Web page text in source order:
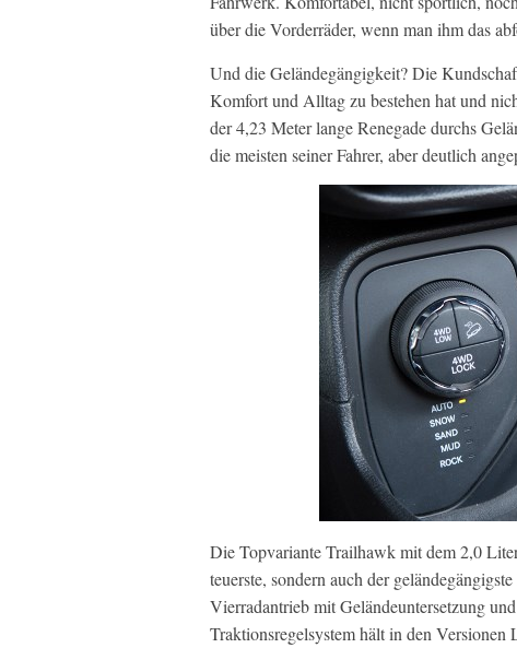
über die Vorderräder, wenn man ihm das
Und die Geländegängigkeit? Die
Komfort und Alltag zu bestehen hat und
der 4,23 Meter lange Renegade durchs
die meisten seiner Fahrer, aber deutlich
Die Topvariante Trailhawk mit dem 2,0
teuerste, sondern auch der
Vierradantrieb mit Geländeuntersetzung
Traktionsregelsystem hält in den